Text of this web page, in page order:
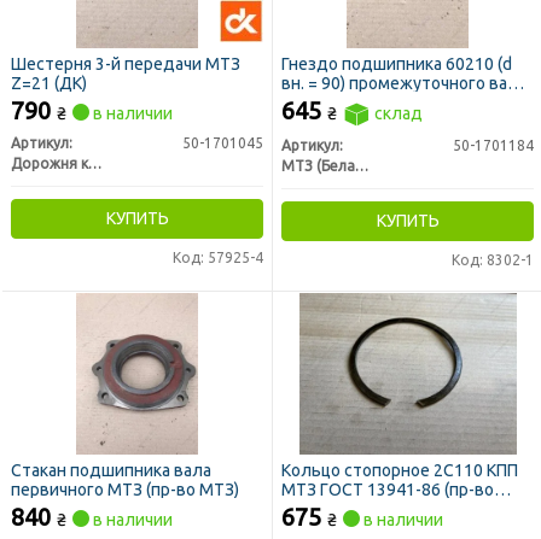
Шестерня 3-й передачи МТЗ
Z=21 (ДК)
790 ₴ в наличии
Артикул:
50-1701045
Дорожня карта
КУПИТЬ
Код: 57925-4
Гнездо подшипника 60210 (d
вн. = 90) промежуточного вала
МТЗ (пр-во МТЗ)
645 ₴ склад
Артикул:
50-1701184
МТЗ (Беларусь)
КУПИТЬ
Код: 8302-1
Стакан подшипника вала
первичного МТЗ (пр-во МТЗ)
840 ₴ в наличии
Кольцо стопорное 2С110 КПП
МТЗ ГОСТ 13941-86 (пр-во
МТЗ)
675 ₴ в наличии